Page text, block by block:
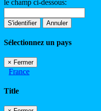
le champ ci-dessous:
S'identifier Annuler
Sélectionnez un pays
× Fermer
France
Title